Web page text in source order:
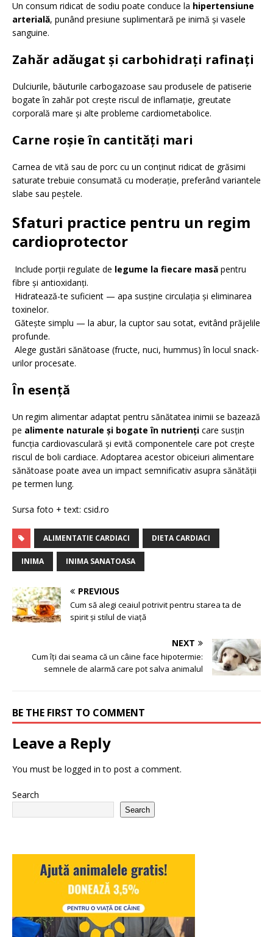
Un consum ridicat de sodiu poate conduce la hipertensiune
arterială, punând presiune suplimentară pe inimă și vasele
sanguine.
Zahăr adăugat și carbohidrați rafinați
Dulciurile, băuturile carbogazoase sau produsele de patiserie
bogate în zahăr pot crește riscul de inflamație, greutate
corporală mare și alte probleme cardiometabolice.
Carne roșie în cantități mari
Carnea de vită sau de porc cu un conținut ridicat de grăsimi
saturate trebuie consumată cu moderație, preferând variantele
slabe sau peștele.
Sfaturi practice pentru un regim
cardioprotector
Include porții regulate de legume la fiecare masă pentru
fibre și antioxidanți.
Hidratează-te suficient — apa susține circulația și eliminarea
toxinelor.
Gătește simplu — la abur, la cuptor sau sotat, evitând prăjelile
profunde.
Alege gustări sănătoase (fructe, nuci, hummus) în locul snack-
urilor procesate.
În esență
Un regim alimentar adaptat pentru sănătatea inimii se bazează
pe alimente naturale și bogate în nutrienți care susțin
funcția cardiovasculară și evită componentele care pot crește
riscul de boli cardiace. Adoptarea acestor obiceiuri alimentare
sănătoase poate avea un impact semnificativ asupra sănătății
pe termen lung.
Sursa foto + text: csid.ro
ALIMENTATIE CARDIACI DIETA CARDIACI
INIMA INIMA SANATOASA
PREVIOUS
Cum să alegi ceaiul potrivit pentru starea ta de
spirit și stilul de viață
NEXT
Cum îți dai seama că un câine face hipotermie:
semnele de alarmă care pot salva animalul
BE THE FIRST TO COMMENT
Leave a Reply
You must be logged in to post a comment.
Search
Search